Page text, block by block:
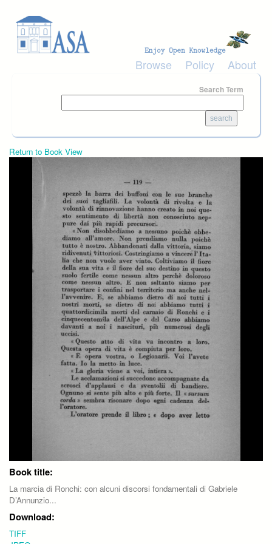
Browse Policy About
Search Term
Return to Book View
Book title:
La marcia di Ronchi: con alcuni discorsi fondamentali di Gabriele
D’Annunzio...
Download:
TIFF